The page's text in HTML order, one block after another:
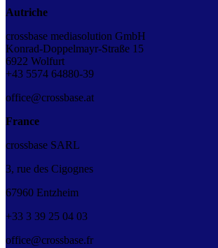
Autriche
crossbase mediasolution GmbH
Konrad-Doppelmayr-Straße 15
6922 Wolfurt
+43 5574 64880-39
office@crossbase.at
France
crossbase SARL
3, rue des Cigognes
67960 Entzheim
+33 3 39 25 04 03
office@crossbase.fr